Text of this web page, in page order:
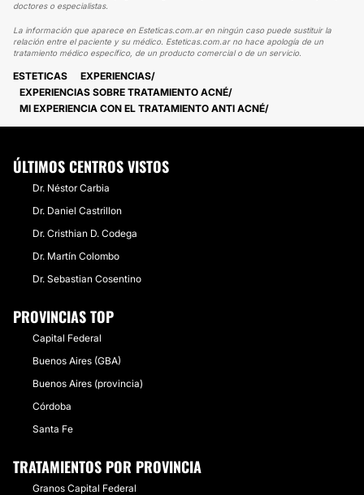
doctores o especialistas.
La información que aparece en Esteticas.com.ar en ningún caso puede sustituir la
relación entre el paciente y su médico. Esteticas.com.ar no hace apología de un
tratamiento médico específico, de un producto comercial o de un servicio.
ESTETICAS
EXPERIENCIAS
EXPERIENCIAS SOBRE TRATAMIENTO ACNÉ
MI EXPERIENCIA CON EL TRATAMIENTO ANTI ACNÉ
ÚLTIMOS CENTROS VISTOS
Dr. Néstor Carbia
Dr. Daniel Castrillon
Dr. Cristhian D. Codega
Dr. Martín Colombo
Dr. Sebastian Cosentino
PROVINCIAS TOP
Capital Federal
Buenos Aires (GBA)
Buenos Aires (provincia)
Córdoba
Santa Fe
TRATAMIENTOS POR PROVINCIA
Granos Capital Federal